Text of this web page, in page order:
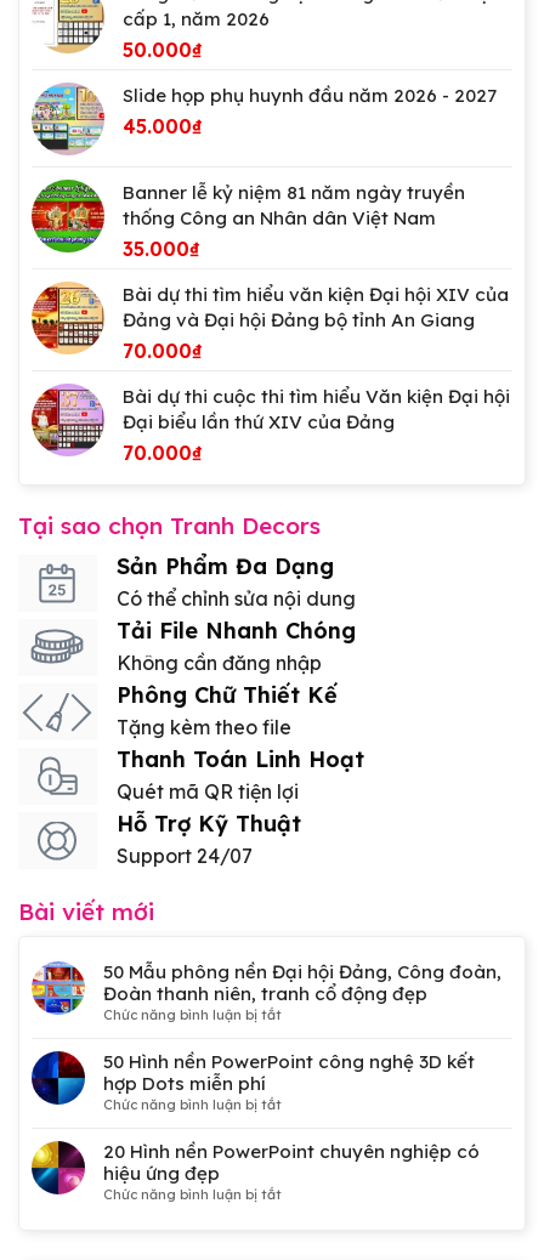
cấp 1, năm 2026
50.000₫
Slide họp phụ huynh đầu năm 2026 - 2027
45.000₫
Banner lễ kỷ niệm 81 năm ngày truyền
thống Công an Nhân dân Việt Nam
35.000₫
Bài dự thi tìm hiểu văn kiện Đại hội XIV của
Đảng và Đại hội Đảng bộ tỉnh An Giang
70.000₫
Bài dự thi cuộc thi tìm hiểu Văn kiện Đại hội
Đại biểu lần thứ XIV của Đảng
70.000₫
Tại sao chọn Tranh Decors
Sản Phẩm Đa Dạng
Có thể chỉnh sửa nội dung
Tải File Nhanh Chóng
Không cần đăng nhập
Phông Chữ Thiết Kế
Tặng kèm theo file
Thanh Toán Linh Hoạt
Quét mã QR tiện lợi
Hỗ Trợ Kỹ Thuật
Support 24/07
Bài viết mới
50 Mẫu phông nền Đại hội Đảng, Công đoàn,
Đoàn thanh niên, tranh cổ động đẹp
Chức năng bình luận bị tắtở
Mẫu
Đảng,
50 Hình nền PowerPoint công nghệ 3D kết
hợp Dots miễn phí
Chức năng bình luận bị tắtở
Hình
20 Hình nền PowerPoint chuyên nghiệp có
hiệu ứng đẹp
Chức năng bình luận bị tắtở